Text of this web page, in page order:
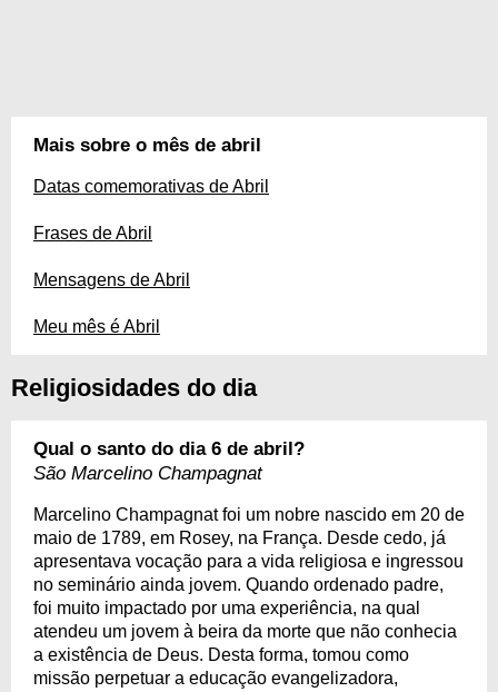
Mais sobre o mês de abril
Datas comemorativas de Abril
Frases de Abril
Mensagens de Abril
Meu mês é Abril
Religiosidades do dia
Qual o santo do dia 6 de abril?
São Marcelino Champagnat
Marcelino Champagnat foi um nobre nascido em 20 de
maio de 1789, em Rosey, na França. Desde cedo, já
apresentava vocação para a vida religiosa e ingressou
no seminário ainda jovem. Quando ordenado padre,
foi muito impactado por uma experiência, na qual
atendeu um jovem à beira da morte que não conhecia
a existência de Deus. Desta forma, tomou como
missão perpetuar a educação evangelizadora,